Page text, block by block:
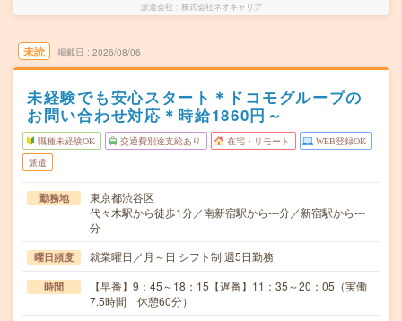
派遣会社 株式会社ネオキャリア
未読 掲載日 2026/08/06
未経験でも安心スタート＊ドコモグループの
お問い合わせ対応＊時給1860円～
職種未経験OK 交通費別途支給あり 在宅・リモート WEB登録OK
派遣
勤務地
東京都渋谷区
代々木駅から徒歩1分／南新宿駅から---分／新宿駅から---
分
曜日頻度 就業曜日／月～日 シフト制 週5日勤務
時間
【早番】9：45～18：15【遅番】11：35～20：05（実働
7.5時間 休憩60分）